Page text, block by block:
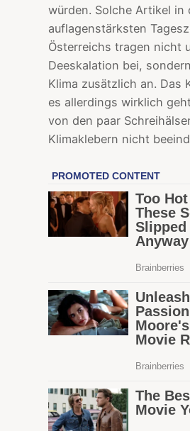
würden. Solche Artikel in
auflagenstärksten
Österreichs tragen nicht
Deeskalation bei,
Klima zusätzlich an. Das
es allerdings wirklich
von den paar
Klimaklebern nicht